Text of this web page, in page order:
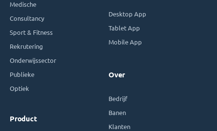
Medische
Consultancy
Sport & Fitness
Rekrutering
Onderwijssector
Publieke
Optiek
Product
Desktop App
Tablet App
Mobile App
Over
Bedrijf
Banen
Klanten